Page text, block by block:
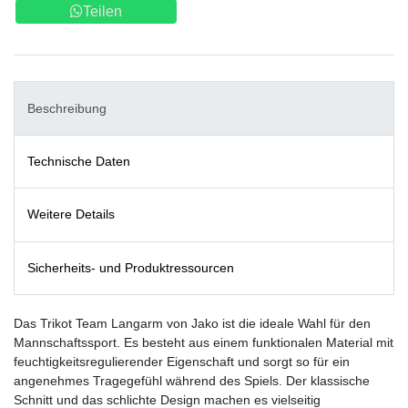
Teilen
Beschreibung
Technische Daten
Weitere Details
Sicherheits- und Produktressourcen
Das Trikot Team Langarm von Jako ist die ideale Wahl für den
Mannschaftssport. Es besteht aus einem funktionalen Material mit
feuchtigkeitsregulierender Eigenschaft und sorgt so für ein
angenehmes Tragegefühl während des Spiels. Der klassische
Schnitt und das schlichte Design machen es vielseitig